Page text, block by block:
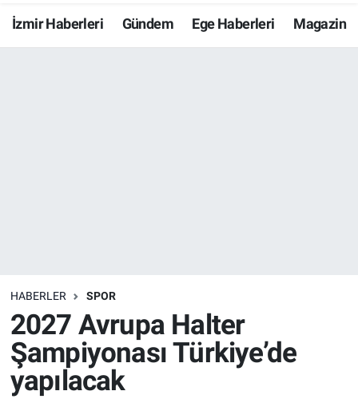
İzmir Haberleri Gündem Ege Haberleri Magazin
HABERLER SPOR
2027 Avrupa Halter
Şampiyonası Türkiye’de
yapılacak
Resmi İlanlar